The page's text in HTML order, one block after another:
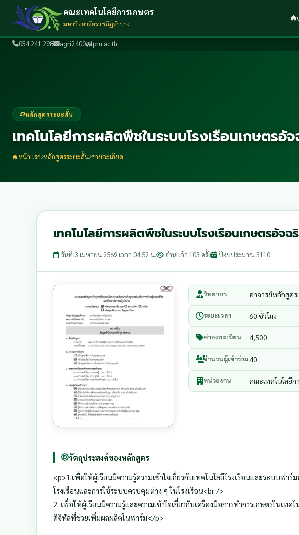
054 241 298 agri2400@lpru.ac.th
คณะเทคโนโลยีการเกษตร
มหาวิทยาลัยราชภัฏลำปาง
หลักสูตรระยะสั้น
เทคโนโลยีการผลิตพืชในระบบโรงเรือนเกษตรอัจ
หน้าแรก หลักสูตรระยะสั้น รายละเอียด
เทคโนโลยีการผลิตพืชในระบบโรงเรือนเกษตรอัจฉ
วันที่ 3 เมษายน 2569 เวลา 04:52 น. อ่านแล้ว 103 ครั้ง ปีงบประมาณ 3110
วิทยากร อาจารย์หลักสูต
ระยะเวลา 60 ชั่วโมง
ค่าลงทะเบียน 4,500
จำนวนผู้เข้าร่วม 40
หน่วยงาน คณะเทคโนโลยีก
วัตถุประสงค์ของหลักสูตร
<p>1.เพื่อให้ผู้เรียนมีความรู้ความเข้าใจเกี่ยวกับเทคโนโลยีโรงเรือนและระบบฟ
โรงเรือนและการใช้ระบบควบคุมต่าง ๆ ในโรงเรือน<br />
2. เพื่อให้ผู้เรียนมีความรู้และความเข้าใจเกี่ยวกับเครื่องมือการทําการเกษตรในเท
ดิจิทัลที่ช่วยเพิ่มผลผลิตในฟาร์ม</p>